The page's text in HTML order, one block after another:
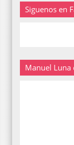
Siguenos en
Manuel Luna